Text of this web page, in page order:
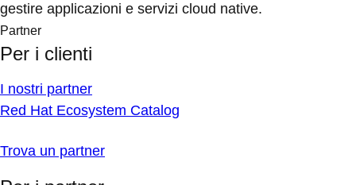
gestire applicazioni e servizi cloud native.
Partner
Per i clienti
I nostri partner
Red Hat Ecosystem Catalog
Trova un partner